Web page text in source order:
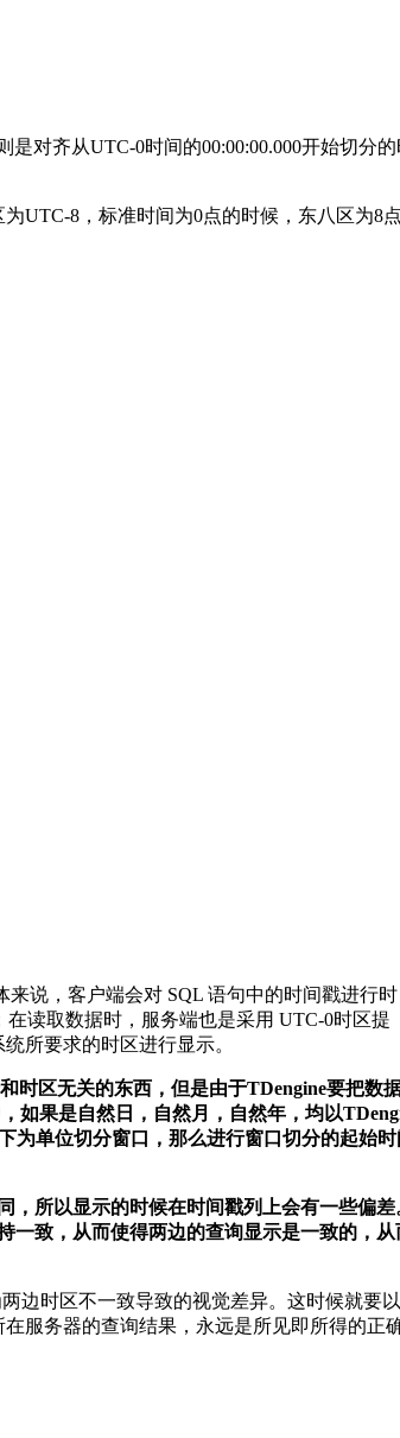
对齐从UTC-0时间的00:00:00.000开始切分
UTC-8，标准时间为0点的时候，东八区为8
说，客户端会对 SQL 语句中的时间戳进行时
读取数据时，服务端也是采用 UTC-0时区提
所要求的时区进行显示。
时区无关的东西，但是由于TDengine要把数
如果是自然日，自然月，自然年，均以
为单位切分窗口，那么进行窗口切分的起始
，所以显示的时候在时间戳列上会有一些偏差
一致，从而使得两边的查询显示是一致的，从
边时区不一致导致的视觉差异。这时候就要
服务器的查询结果，永远是所见即所得的正